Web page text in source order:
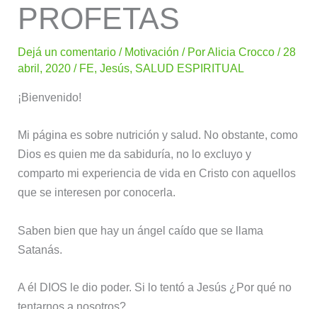
PROFETAS
Dejá un comentario / Motivación / PorAlicia Crocco/ 28
abril, 2020/ FE,Jesús, SALUD ESPIRITUAL
¡Bienvenido!
Mi página es sobre nutrición y salud. No obstante, como
Dios es quien me da sabiduría, no lo excluyo y
comparto mi experiencia de vida en Cristo con aquellos
que se interesen por conocerla.
Saben bien que hay un ángel caído que se llama
Satanás.
A él DIOS le dio poder. Si lo tentó a Jesús ¿Por qué no
tentarnos a nosotros?